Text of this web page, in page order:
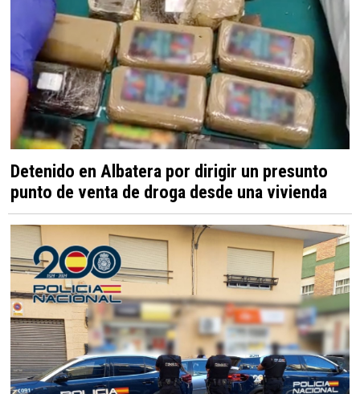
Detenido en Albatera por dirigir un presunto
punto de venta de droga desde una vivienda